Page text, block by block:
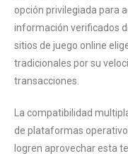
opción privilegiada para
información verificados
sitios de juego online
tradicionales por su
transacciones.
La compatibilidad
de plataformas
logren aprovechar esta